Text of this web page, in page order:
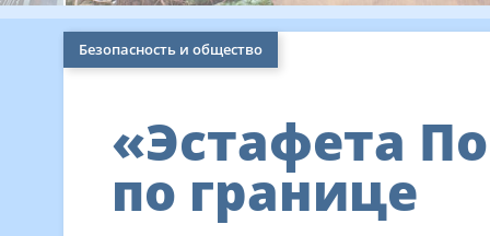
Безопасность и общество
«Эстафета
по границе